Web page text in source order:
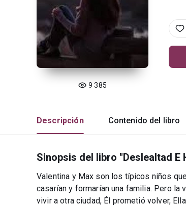
9 385
Descripción Contenido del libro
Sinopsis del libro "Deslealtad E
Valentina y Max son los típicos niños
casarían y formarían una familia. Pero
vivir a otra ciudad, Él prometió volver,